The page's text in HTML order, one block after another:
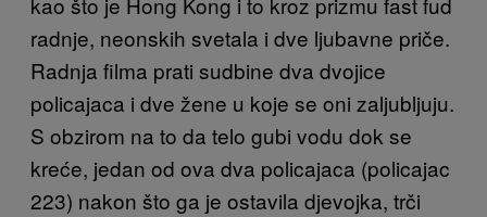
radnje, neonskih svetala i dve ljubavne priče.
Radnja filma prati sudbine dva dvojice
policajaca i dve žene u koje se oni zaljubljuju.
S obzirom na to da telo gubi vodu dok se
kreće, jedan od ova dva policajaca (policajac
223) nakon što ga je ostavila djevojka, trči